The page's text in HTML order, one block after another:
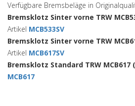
Verfügbare Bremsbeläge in
Bremsklotz Sinter vorne TRW
Artikel MCB533SV
Bremsklotz Sinter vorne TRW
Artikel MCB617SV
Bremsklotz Standard TRW MCB617
MCB617